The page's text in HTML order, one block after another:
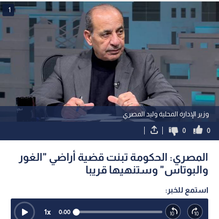
وزير الإدارة المحلية وليد المصري
1
0
0
المصري: الحكومة تبنت قضية أراضي "الغور
والبوتاس" وستنهيها قريبا
استمع للخبر:
0:00
1x